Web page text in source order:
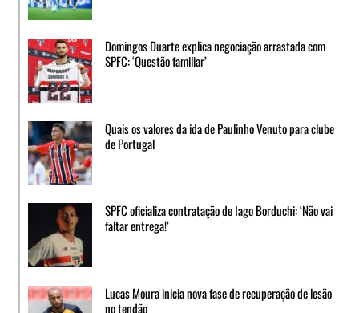
Domingos Duarte explica negociação arrastada com
SPFC: ‘Questão familiar’
Quais os valores da ida de Paulinho Venuto para clube
de Portugal
SPFC oficializa contratação de Iago Borduchi: ‘Não vai
faltar entrega!’
Lucas Moura inicia nova fase de recuperação de lesão
no tendão